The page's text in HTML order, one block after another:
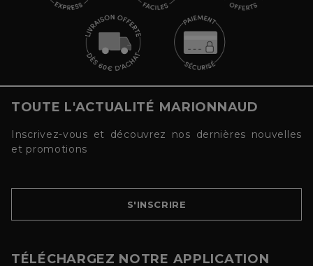
TOUTE L'ACTUALITÉ MARIONNAUD
Inscrivez-vous et découvrez nos dernières nouvelles
et promotions
S'INSCRIRE
TÉLÉCHARGEZ NOTRE APPLICATION